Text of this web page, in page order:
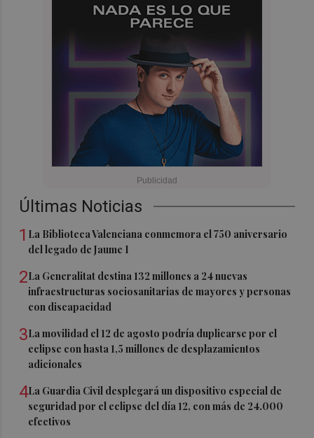
Últimas Noticias
1 La Biblioteca Valenciana conmemora el 750 aniversario
del legado de Jaume I
2La Generalitat destina 132 millones a 24 nuevas
infraestructuras sociosanitarias de mayores y personas
con discapacidad
3La movilidad el 12 de agosto podría duplicarse por el
eclipse con hasta 1,5 millones de desplazamientos
adicionales
4La Guardia Civil desplegará un dispositivo especial de
seguridad por el eclipse del día 12, con más de 24.000
efectivos